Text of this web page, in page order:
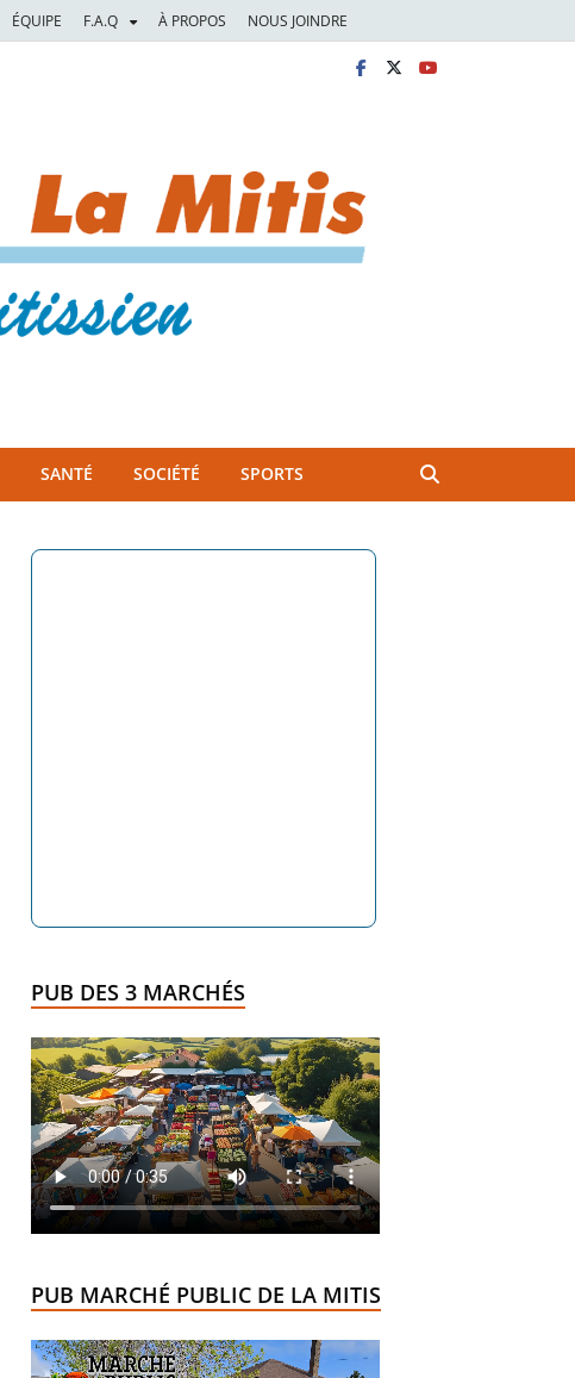
ÉQUIPE F.A.Q À PROPOS NOUS JOINDRE
SANTÉ SOCIÉTÉ SPORTS
PUB DES 3 MARCHÉS
PUB MARCHÉ PUBLIC DE LA MITIS